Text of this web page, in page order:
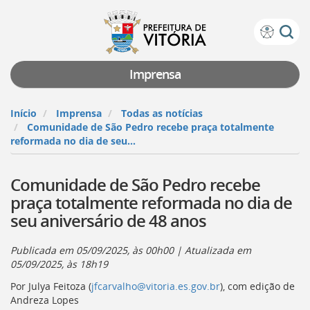
Prefeitura
Vitória
teclado:
para
a
página
de
de
acessibilidade
[]
Ir
a
página
do
Portal
Imprensa
Início Imprensa
Todas as notícias
Comunidade de São Pedro recebe praça totalmente
reformada no dia de seu...
Comunidade de São Pedro recebe
praça totalmente reformada no dia de
seu aniversário de 48 anos
Publicada em 05/09/2025, às 00h00| Atualizada em
05/09/2025, às 18h19
Por Julya Feitoza (jfcarvalho@vitoria.es.gov.br), com edição de
Andreza Lopes